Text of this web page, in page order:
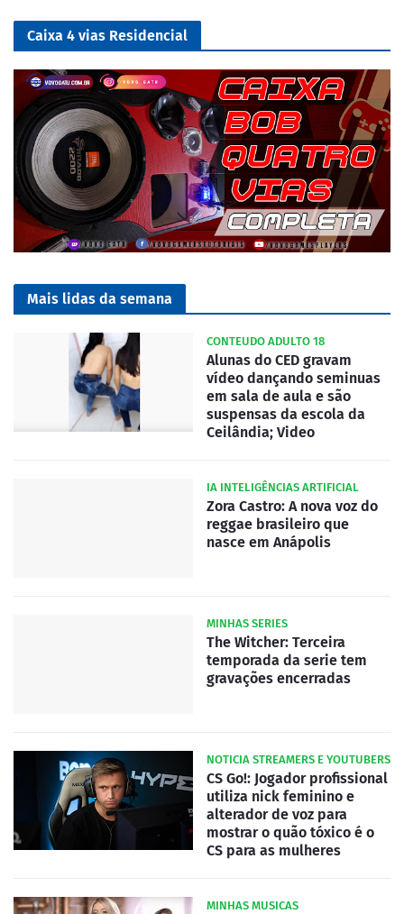
Caixa 4 vias Residencial
Mais lidas da semana
CONTEUDO ADULTO 18
Alunas do CED gravam
vídeo dançando seminuas
em sala de aula e são
suspensas da escola da
Ceilândia; Video
IA INTELIGÊNCIAS ARTIFICIAL
Zora Castro: A nova voz do
reggae brasileiro que
nasce em Anápolis
MINHAS SERIES
The Witcher: Terceira
temporada da serie tem
gravações encerradas
NOTICIA STREAMERS E YOUTUBERS
CS Go!: Jogador profissional
utiliza nick feminino e
alterador de voz para
mostrar o quão tóxico é o
CS para as mulheres
MINHAS MUSICAS